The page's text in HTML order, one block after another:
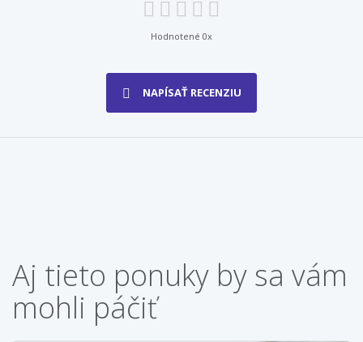
Hodnotené 0x
NAPÍSAŤ RECENZIU
Aj tieto ponuky by sa vám
mohli páčiť